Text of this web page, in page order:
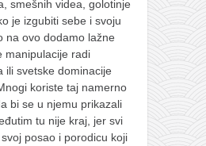
smešnih videa, golotinje
je izgubiti sebe i svoju
na ovo dodamo lažne
manipulacije radi
ili svetske dominacije
koriste taj namerno
bi se u njemu prikazali
tu nije kraj, jer svi
posao i porodicu koji